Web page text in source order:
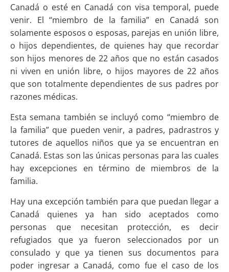
Canadá o esté en Canadá con visa temporal, puede
venir. El “miembro de la familia” en Canadá son
solamente esposos o esposas, parejas en unión libre,
o hijos dependientes, de quienes hay que recordar
son hijos menores de 22 años que no están casados
ni viven en unión libre, o hijos mayores de 22 años
que son totalmente dependientes de sus padres por
razones médicas.
Esta semana también se incluyó como “miembro de
la familia” que pueden venir, a padres, padrastros y
tutores de aquellos niños que ya se encuentran en
Canadá. Estas son las únicas personas para las cuales
hay excepciones en término de miembros de la
familia.
Hay una excepción también para que puedan llegar a
Canadá quienes ya han sido aceptados como
personas que necesitan protección, es decir
refugiados que ya fueron seleccionados por un
consulado y que ya tienen sus documentos para
poder ingresar a Canadá, como fue el caso de los